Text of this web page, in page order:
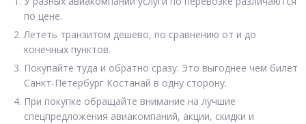
по цене.
Лететь транзитом дешево, по сравнению от и до
конечных пунктов.
Покупайте туда и обратно сразу. Это выгоднее чем билет
Санкт-Петербург Костанай в одну сторону.
При покупке обращайте внимание на лучшие
спецпредложения авиакомпаний, акции, скидки и